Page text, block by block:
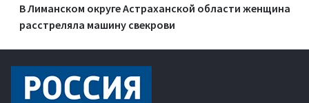
В Лиманском округе Астраханской области женщина
расстреляла машину свекрови